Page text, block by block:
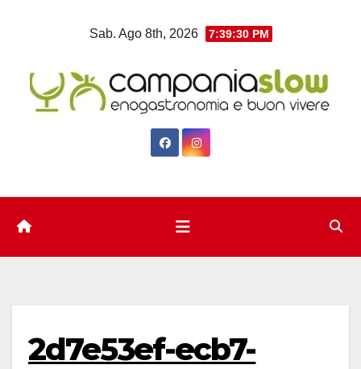
Sab. Ago 8th, 2026 7:39:31 PM
2d7e53ef-ecb7-